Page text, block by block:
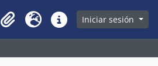
Clipboard
Idioma Enlaces rápidos
Iniciar sesión